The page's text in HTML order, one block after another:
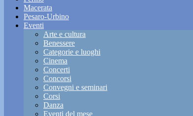
Macerata
Pesaro-Urbino
Eventi
Arte e cultura
Benessere
Categorie e luoghi
Cinema
Concerti
Concorsi
Convegni e seminari
Corsi
Danza
Eventi del mese